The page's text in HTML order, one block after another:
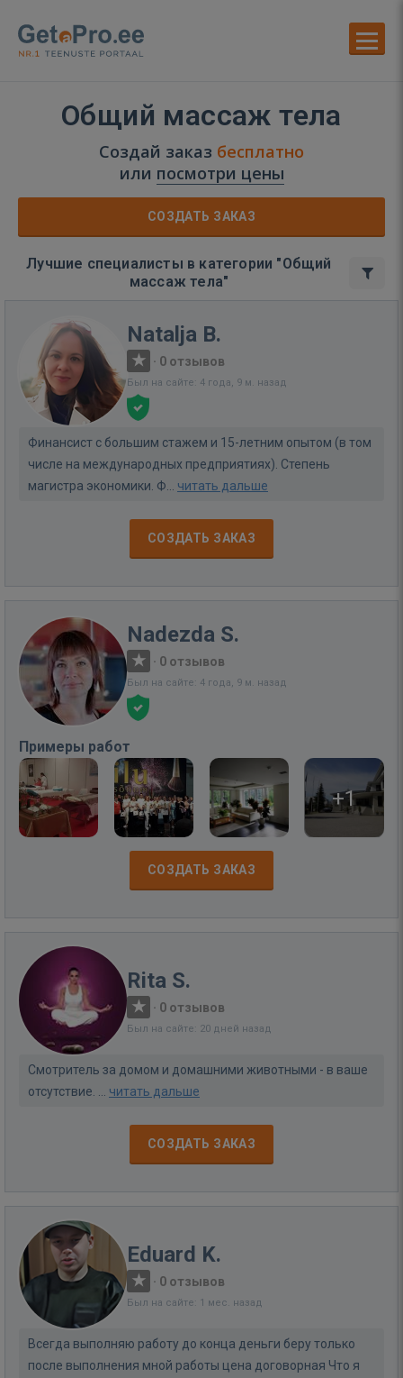
Общий массаж тела
Создай заказ бесплатно
или посмотри цены
СОЗДАТЬ ЗАКАЗ
Лучшие специалисты в категории "Общий
массаж тела"
Natalja B.
· 0 отзывов
Был на сайте: 4 года, 9 м. назад
Финансист с большим стажем и 15-летним опытом (в том
числе на международных предприятиях). Степень
магистра экономики. Ф... читать дальше
СОЗДАТЬ ЗАКАЗ
Nadezda S.
· 0 отзывов
Был на сайте: 4 года, 9 м. назад
Примеры работ
+1
СОЗДАТЬ ЗАКАЗ
Rita S.
· 0 отзывов
Был на сайте: 20 дней назад
Смотритель за домом и домашними животными - в ваше
отсутствие. ... читать дальше
СОЗДАТЬ ЗАКАЗ
Eduard K.
· 0 отзывов
Был на сайте: 1 мес. назад
Всегда выполняю работу до конца деньги беру только
после выполнения мной работы цена договорная Что я